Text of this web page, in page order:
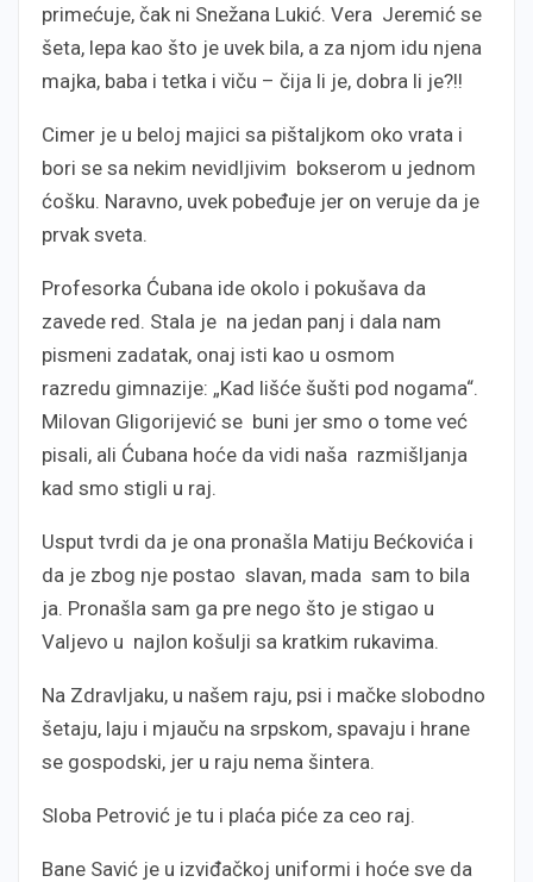
primećuje, čak ni Snežana Lukić. Vera Jeremić se
šeta, lepa kao što je uvek bila, a za njom idu njena
majka, baba i tetka i viču – čija li je, dobra li je?!!
Cimer je u beloj majici sa pištaljkom oko vrata i
bori se sa nekim nevidljivim bokserom u jednom
ćošku. Naravno, uvek pobeđuje jer on veruje da je
prvak sveta.
Profesorka Ćubana ide okolo i pokušava da
zavede red. Stala je na jedan panj i dala nam
pismeni zadatak, onaj isti kao u osmom
razredu gimnazije: „Kad lišće šušti pod nogama“.
Milovan Gligorijević se buni jer smo o tome već
pisali, ali Ćubana hoće da vidi naša razmišljanja
kad smo stigli u raj.
Usput tvrdi da je ona pronašla Matiju Bećkovića i
da je zbog nje postao slavan, mada sam to bila
ja. Pronašla sam ga pre nego što je stigao u
Valjevo u najlon košulji sa kratkim rukavima.
Na Zdravljaku, u našem raju, psi i mačke slobodno
šetaju, laju i mjauču na srpskom, spavaju i hrane
se gospodski, jer u raju nema šintera.
Sloba Petrović je tu i plaća piće za ceo raj.
Bane Savić je u izviđačkoj uniformi i hoće sve da